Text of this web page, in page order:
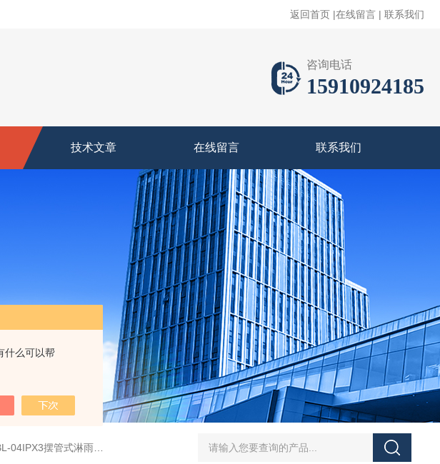
什么可以帮
返回首页 |在线留言 | 联系我们
咨询电话
15910924185
技术文章 在线留言 联系我们
04IPX3摆管式淋雨试验机 HT/SC-800砂尘试验机厂家 HT/GDSJ-80天津小型高低温交变湿热试验